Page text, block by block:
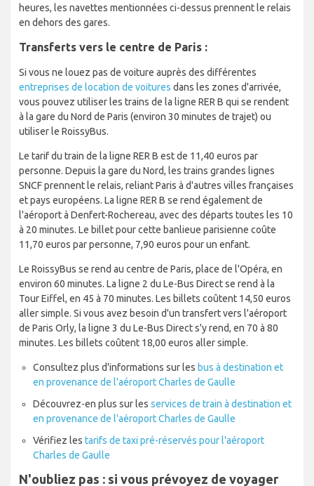
heures, les navettes mentionnées ci-dessus prennent le relais
en dehors des gares.
Transferts vers le centre de Paris :
Si vous ne louez pas de voiture auprès des différentes
entreprises de location de voitures dans les zones d'arrivée,
vous pouvez utiliser les trains de la ligne RER B qui se rendent
à la gare du Nord de Paris (environ 30 minutes de trajet) ou
utiliser le RoissyBus.
Le tarif du train de la ligne RER B est de 11,40 euros par
personne. Depuis la gare du Nord, les trains grandes lignes
SNCF prennent le relais, reliant Paris à d'autres villes françaises
et pays européens. La ligne RER B se rend également de
l'aéroport à Denfert-Rochereau, avec des départs toutes les 10
à 20 minutes. Le billet pour cette banlieue parisienne coûte
11,70 euros par personne, 7,90 euros pour un enfant.
Le RoissyBus se rend au centre de Paris, place de l'Opéra, en
environ 60 minutes. La ligne 2 du Le-Bus Direct se rend à la
Tour Eiffel, en 45 à 70 minutes. Les billets coûtent 14,50 euros
aller simple. Si vous avez besoin d'un transfert vers l'aéroport
de Paris Orly, la ligne 3 du Le-Bus Direct s'y rend, en 70 à 80
minutes. Les billets coûtent 18,00 euros aller simple.
Consultez plus d'informations sur les bus à destination et
en provenance de l'aéroport Charles de Gaulle
Découvrez-en plus sur les services de train à destination et
en provenance de l'aéroport Charles de Gaulle
Vérifiez les tarifs de taxi pré-réservés pour l'aéroport
Charles de Gaulle
N'oubliez pas : si vous prévoyez de voyager